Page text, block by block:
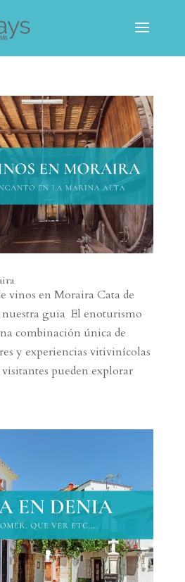
vinos en Moraira Cata de
guia El enoturismo
combinación única de
y experiencias vitivinícolas
pueden explorar